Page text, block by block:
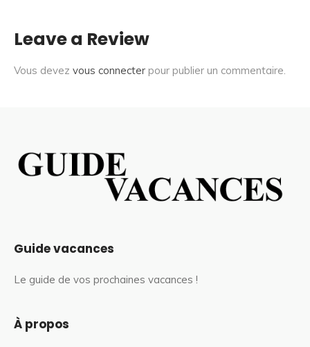
Leave a Review
Vous devez vous connecter pour publier un commentaire.
Guide vacances
Le guide de vos prochaines vacances !
À propos